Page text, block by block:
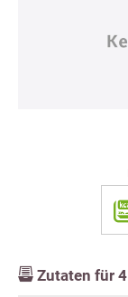
Zutaten für 4